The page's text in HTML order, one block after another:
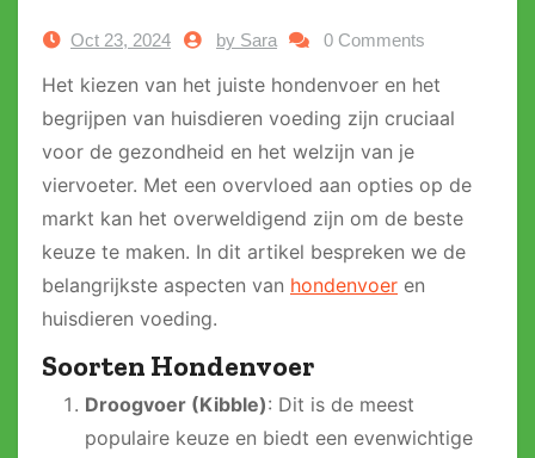
Oct 23, 2024 by Sara 0 Comments
Het kiezen van het juiste hondenvoer en het
begrijpen van huisdieren voeding zijn cruciaal
voor de gezondheid en het welzijn van je
viervoeter. Met een overvloed aan opties op de
markt kan het overweldigend zijn om de beste
keuze te maken. In dit artikel bespreken we de
belangrijkste aspecten van hondenvoer en
huisdieren voeding.
Soorten Hondenvoer
Droogvoer (Kibble): Dit is de meest
populaire keuze en biedt een evenwichtige